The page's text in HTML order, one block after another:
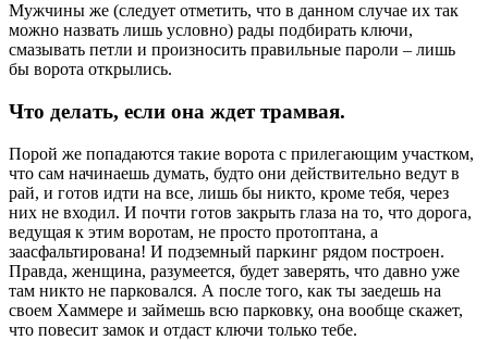
Мужчины же (следует отметить, что в данном случае их так
можно назвать лишь условно) рады подбирать ключи,
смазывать петли и произносить правильные пароли – лишь
бы ворота открылись.
Что делать, если она ждет трамвая.
Порой же попадаются такие ворота с прилегающим участком,
что сам начинаешь думать, будто они действительно ведут в
рай, и готов идти на все, лишь бы никто, кроме тебя, через
них не входил. И почти готов закрыть глаза на то, что дорога,
ведущая к этим воротам, не просто протоптана, а
заасфальтирована! И подземный паркинг рядом построен.
Правда, женщина, разумеется, будет заверять, что давно уже
там никто не парковался. А после того, как ты заедешь на
своем Хаммере и займешь всю парковку, она вообще скажет,
что повесит замок и отдаст ключи только тебе.